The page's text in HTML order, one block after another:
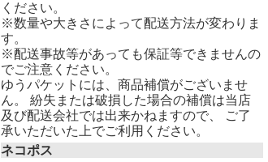
ください。
※数量や大きさによって配送方法が変わりま
す。
※配送事故等があっても保証等できませんの
でご注意ください。
ゆうパケットには、商品補償がございませ
ん。 紛失または破損した場合の補償は当店
及び配送会社では出来かねますので、 ご了
承いただいた上でご利用ください。
ネコポス